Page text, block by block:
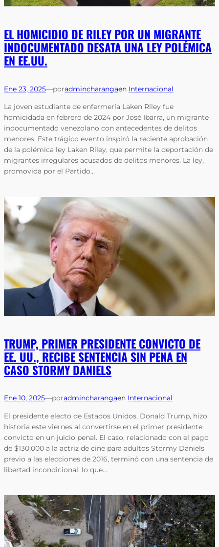
EL HOMICIDIO DE RILEY POR UN MIGRANTE
INDOCUMENTADO DESATA UNA LEY POLÉMICA
EN EE.UU.
Ene 23, 2025—poradmincharangaen Internacional
La joven estudiante de enfermería Laken Riley fue
homicidada en febrero de 2024 por José Ibarra, un migrante
indocumentado venezolano con antecedentes de delitos
menores. Este trágico evento inspiró la reciente aprobación
de la polémica ley Laken Riley, que permite la deportación de
migrantes irregulares acusados de delitos menores. La ley,
promovida por el Partido…
TRUMP, PRIMER PRESIDENTE CONVICTO DE
EE. UU., RECIBE SENTENCIA SIN PENA EN
CASO STORMY DANIELS
Ene 10, 2025—poradmincharangaen Internacional
El presidente electo de Estados Unidos, Donald Trump, hizo
historia este viernes al convertirse en el primer presidente
convicto en un juicio penal. El caso, relacionado con el pago
de $130,000 a la actriz de cine para adultos Stormy Daniels
previo a las elecciones de 2016, terminó con una sentencia de
libertad incondicional, lo que…